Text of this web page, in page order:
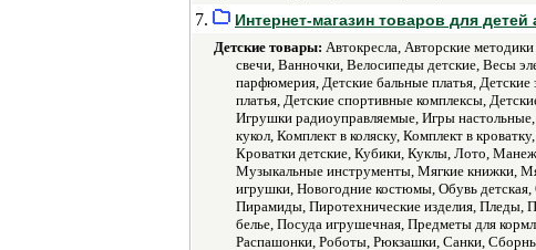
7. Интернет-магазин товаров для детей
Детские товары: Автокресла, Авторские
свечи, Ванночки, Велосипеды детские, Весы
парфюмерия, Детские бальные платья,
платья, Детские спортивные комплексы,
Игрушки радиоуправляемые, Игры
кукол, Комплект в коляску, Комплект в
Кроватки детские, Кубики, Куклы, Лото,
Музыкальные инструменты, Мягкие книжки,
игрушки, Новогодние костюмы, Обувь
Пирамиды, Пиротехнические изделия, Пледы,
белье, Посуда игрушечная, Предметы для
Распашонки, Роботы, Рюкзашки, Санки,